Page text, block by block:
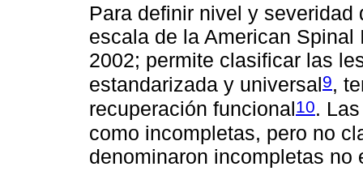
Para definir nivel y
escala de la American
2002; permite clasificar las
estandarizada y universal9,
recuperación funcional10.
como incompletas, pero no
denominaron incompletas no